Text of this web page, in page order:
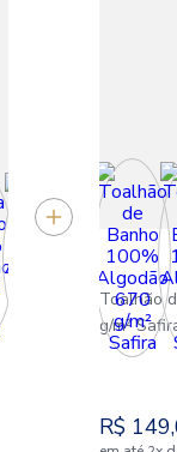
Toalhão
g/m²
R$ 149,